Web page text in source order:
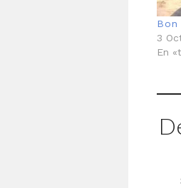
Bon
3
En